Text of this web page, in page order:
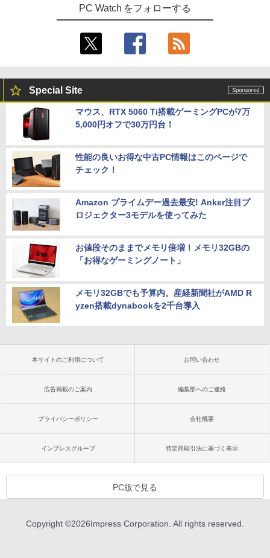
PC Watch をフォローする
Special Site
マウス、RTX 5060 Ti搭載ゲーミングPCが7万
5,000円オフで30万円台！
性能の良いお得な中古PC情報はこのページで
チェック！
Amazon プライムデー過去最安! Anker注目プ
ロジェクター3モデルを使ってみた
お値段そのままでメモリ倍増！メモリ32GBの
「お得なゲーミングノート」
メモリ32GBでも予算内。産経新聞社がAMD R
yzen搭載dynabookを2千台導入
本サイトのご利用について お問い合わせ
広告掲載のご案内 編集部へのご連絡
プライバシーポリシー 会社概要
インプレスグループ 特定商取引法に基づく表示
PC版で見る
Copyright ©2026Impress Corporation. All rights reserved.